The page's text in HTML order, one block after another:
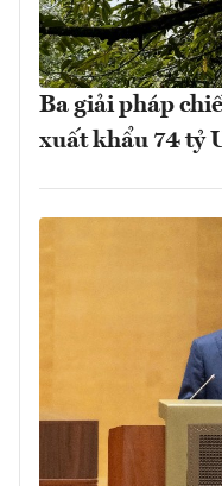
Ba giải pháp
xuất khẩu 74 tỷ